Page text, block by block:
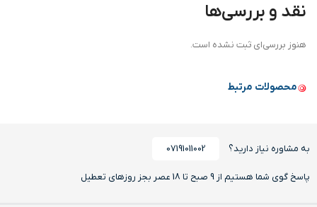
نقد و بررسی‌ها
هنوز بررسی‌ای ثبت نشده است.
محصولات مرتبط
به مشاوره نیاز دارید؟ 07191011002
پاسخ گوی شما هستیم از 9 صبح تا 18 عصر بجز روزهای تعطیل